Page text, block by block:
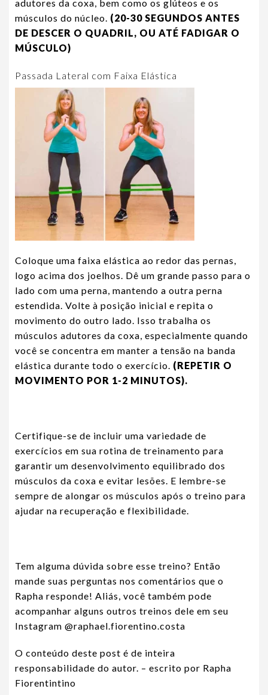
adutores da coxa, bem como os glúteos e os
músculos do núcleo. (20-30 SEGUNDOS ANTES
DE DESCER O QUADRIL, OU ATÉ FADIGAR O
MÚSCULO)
Passada Lateral com Faixa Elástica
Coloque uma faixa elástica ao redor das pernas,
logo acima dos joelhos. Dê um grande passo para o
lado com uma perna, mantendo a outra perna
estendida. Volte à posição inicial e repita o
movimento do outro lado. Isso trabalha os
músculos adutores da coxa, especialmente quando
você se concentra em manter a tensão na banda
elástica durante todo o exercício. (REPETIR O
MOVIMENTO POR 1-2 MINUTOS).
Certifique-se de incluir uma variedade de
exercícios em sua rotina de treinamento para
garantir um desenvolvimento equilibrado dos
músculos da coxa e evitar lesões. E lembre-se
sempre de alongar os músculos após o treino para
ajudar na recuperação e flexibilidade.
Tem alguma dúvida sobre esse treino? Então
mande suas perguntas nos comentários que o
Rapha responde! Aliás, você também pode
acompanhar alguns outros treinos dele em seu
Instagram @raphael.fiorentino.costa
O conteúdo deste post é de inteira
responsabilidade do autor. – escrito por Rapha
Fiorentintino